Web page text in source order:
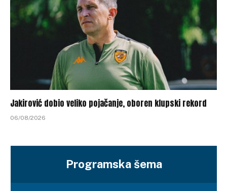
Jakirović dobio veliko pojačanje, oboren klupski rekord
06/08/2026
Programska šema